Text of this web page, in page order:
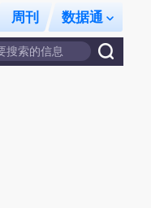
周刊 数据通